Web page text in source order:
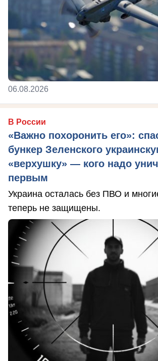
06.08.2026
В России
«Важно похоронить его»:
бункер Зеленского
«верхушку» — кого надо
первым
Украина осталась без ПВО и
теперь не защищены.